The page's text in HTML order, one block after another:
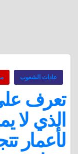
عادات الشعوب
تعرف
الذي
لأعمار